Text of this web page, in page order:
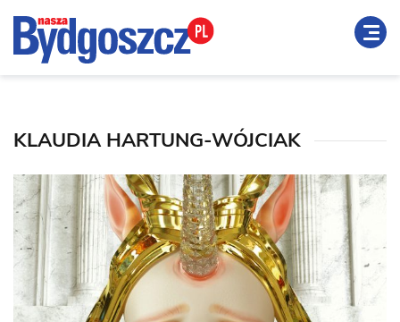
KLAUDIA HARTUNG-WÓJCIAK